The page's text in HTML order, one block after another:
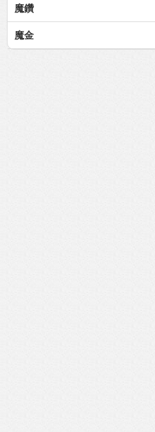
魔鑽
魔金